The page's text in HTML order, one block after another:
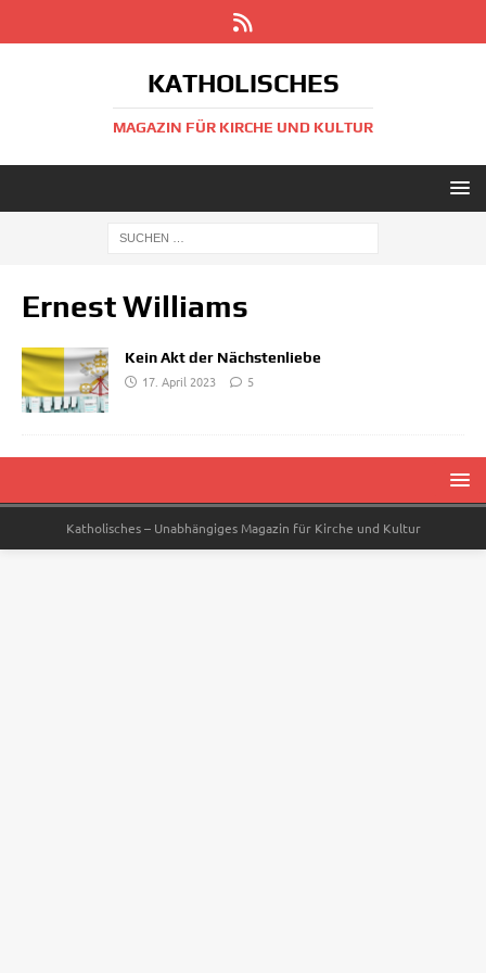
KATHOLISCHES
MAGAZIN FÜR KIRCHE UND KULTUR
Ernest Williams
Kein Akt der Nächstenliebe
17. April 2023
5
Katholisches – Unabhängiges Magazin für Kirche und Kultur